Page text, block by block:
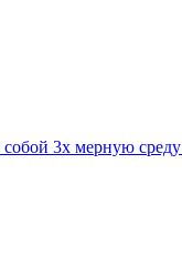
собой 3х мерную